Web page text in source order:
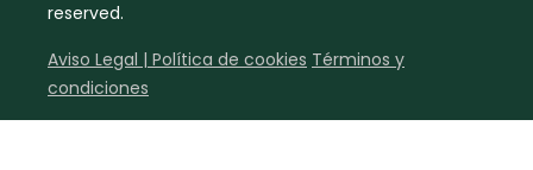
reserved.
Aviso Legal | Política de cookies Términos y
condiciones